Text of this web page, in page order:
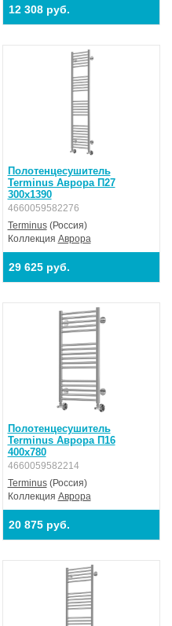
12 308 руб.
Полотенцесушитель
Terminus Аврора П27
300х1390
4660059582276
Terminus(Россия)
Коллекция Аврора
29 625 руб.
Полотенцесушитель
Terminus Аврора П16
400х780
4660059582214
Terminus(Россия)
Коллекция Аврора
20 875 руб.